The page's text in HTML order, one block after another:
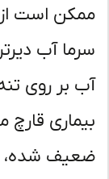
است از
آب دیرتر
بر روی تنه و
قارچ
شده، به